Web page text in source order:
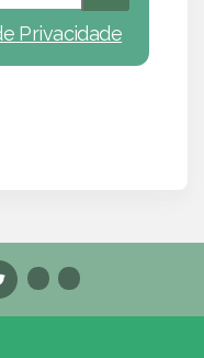
Privacidade